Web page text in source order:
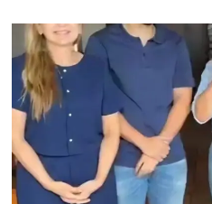
Dias
anunciou
apoio
Jorge,
pré-
candidato
a